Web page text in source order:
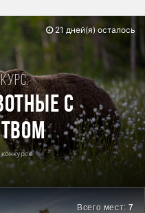
с
21 дней(я) осталось
Всего мест:7